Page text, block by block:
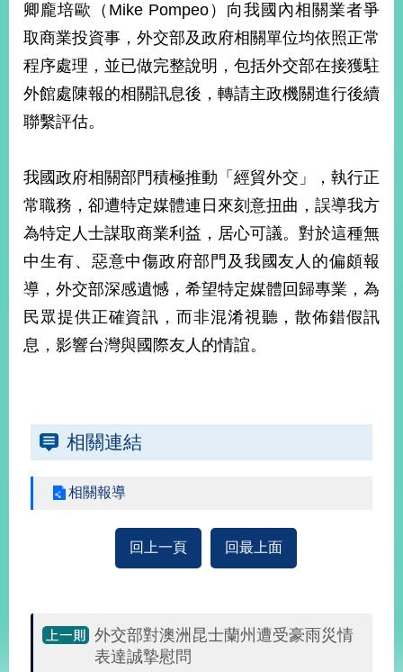
海
平
護
照
回
頁
網
站
導
覽
關
於
本
部
新
中
交
國
卿龐培歐（Mike Pompeo）向我國內相關業者爭
取商業投資事，外交部及政府相關單位均依照正常
程序處理，並已做完整說明，包括外交部在接獲駐
外館處陳報的相關訊息後，轉請主政機關進行後續
聯繫評估。
我國政府相關部門積極推動「經貿外交」，執行正
常職務，卻遭特定媒體連日來刻意扭曲，誤導我方
為特定人士謀取商業利益，居心可議。對於這種無
中生有、惡意中傷政府部門及我國友人的偏頗報
導，外交部深感遺憾，希望特定媒體回歸專業，為
民眾提供正確資訊，而非混淆視聽，散佈錯假訊
息，影響台灣與國際友人的情誼。
相關連結
相關報導
回上一頁 回最上面
外交部對澳洲昆士蘭州遭受豪雨災情
表達誠摯慰問